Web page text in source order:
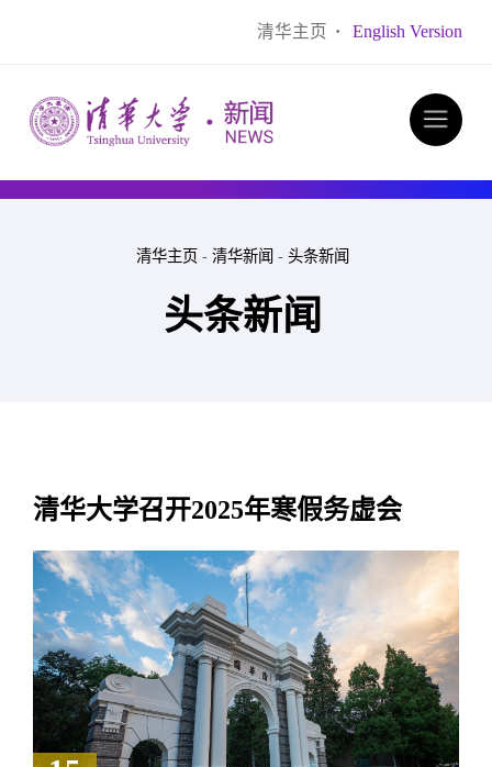
清华主页 · English Version
清华主页 - 清华新闻 - 头条新闻
头条新闻
清华大学召开2025年寒假务虚会